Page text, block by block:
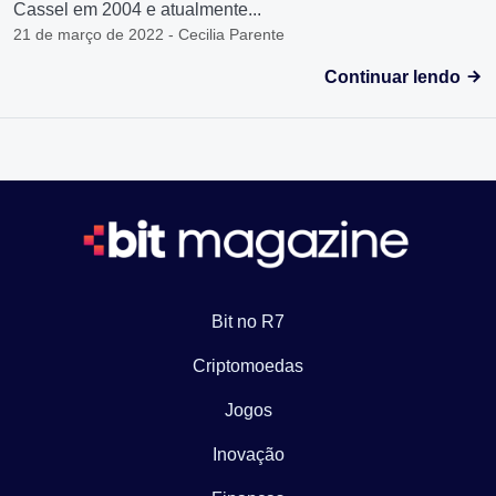
Cassel em 2004 e atualmente...
21 de março de 2022 - Cecilia Parente
Continuar lendo
Bit no R7
Criptomoedas
Jogos
Inovação